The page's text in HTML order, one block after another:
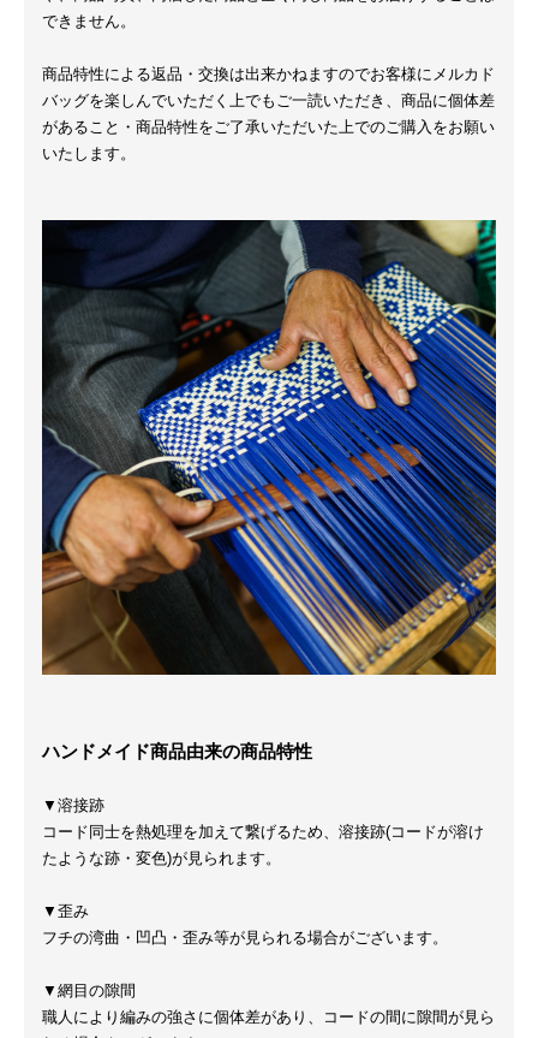
できません。
商品特性による返品・交換は出来かねますのでお客様にメルカド
バッグを楽しんでいただく上でもご一読いただき、商品に個体差
があること・商品特性をご了承いただいた上でのご購入をお願い
いたします。
ハンドメイド商品由来の商品特性
▼溶接跡
コード同士を熱処理を加えて繋げるため、溶接跡(コードが溶け
たような跡・変色)が見られます。
▼歪み
フチの湾曲・凹凸・歪み等が見られる場合がございます。
▼網目の隙間
職人により編みの強さに個体差があり、コードの間に隙間が見ら